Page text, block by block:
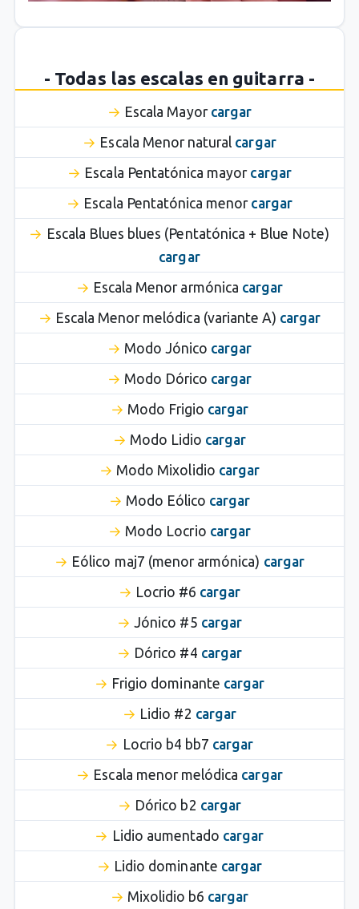
- Todas las escalas en guitarra -
Escala Mayor cargar
Escala Menor natural cargar
Escala Pentatónica mayor cargar
Escala Pentatónica menor cargar
Escala Blues blues (Pentatónica + Blue Note)
cargar
Escala Menor armónica cargar
Escala Menor melódica (variante A) cargar
Modo Jónico cargar
Modo Dórico cargar
Modo Frigio cargar
Modo Lidio cargar
Modo Mixolidio cargar
Modo Eólico cargar
Modo Locrio cargar
Eólico maj7 (menor armónica) cargar
Locrio #6 cargar
Jónico #5 cargar
Dórico #4 cargar
Frigio dominante cargar
Lidio #2 cargar
Locrio b4 bb7 cargar
Escala menor melódica cargar
Dórico b2 cargar
Lidio aumentado cargar
Lidio dominante cargar
Mixolidio b6 cargar